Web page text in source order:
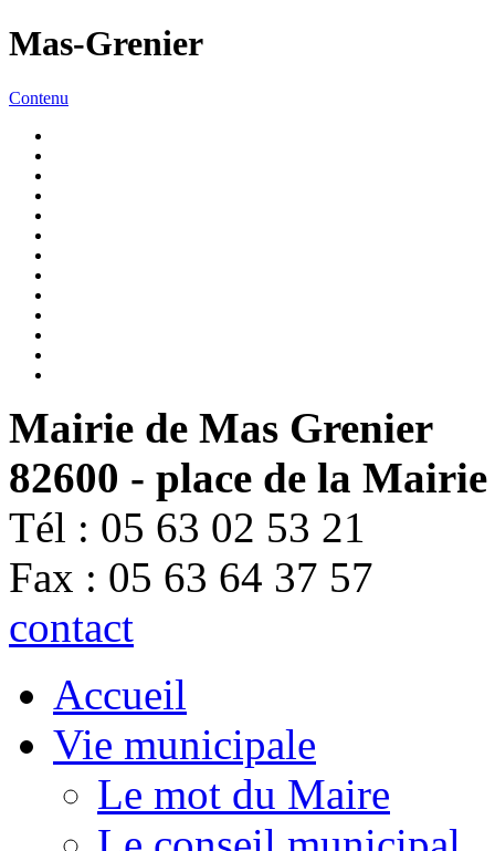
Mas-Grenier
Contenu
Mairie de Mas Grenier
82600 - place de la Mairie
Tél : 05 63 02 53 21
Fax : 05 63 64 37 57
contact
Accueil
Vie municipale
Le mot du Maire